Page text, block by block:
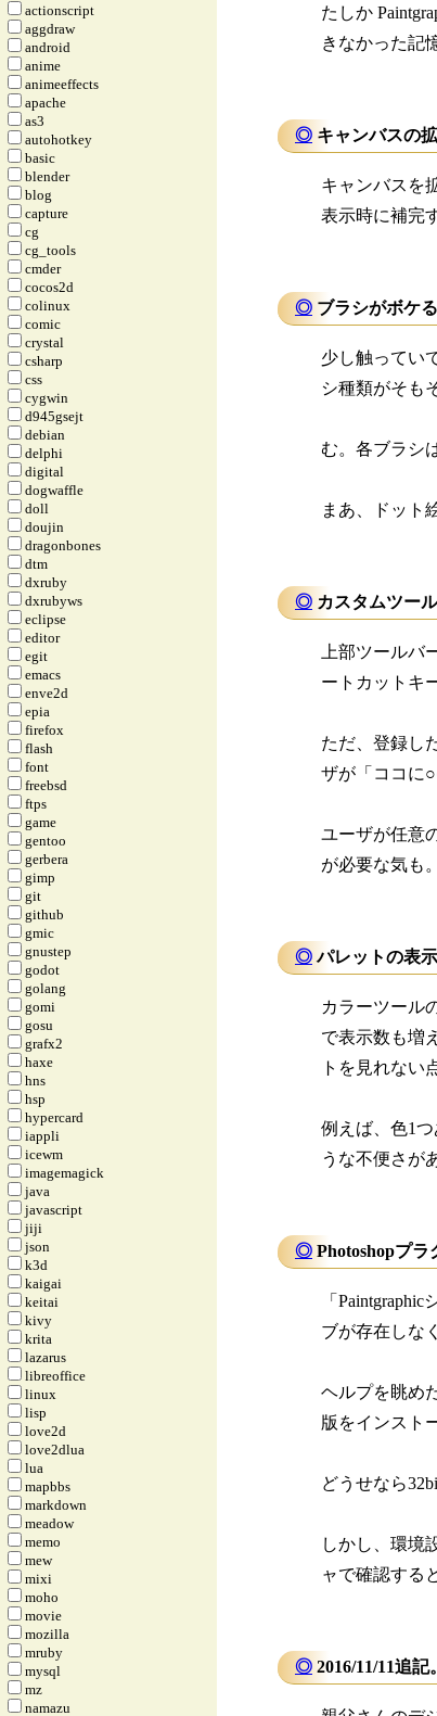
たしか
きなかった記
◎ キャンバスの
キャンバスを
表示時に補完
◎ ブラシがボケ
少し触ってい
シ種類がそも
む。各ブラシ
まあ、ドット
◎ カスタムツー
上部ツール
ートカットキ
ただ、登録し
ザが「ココに
ユーザが任意
が必要な気も。
◎パレットの表
カラーツール
で表示数も増
トを見れない
例えば、色1
うな不便さが
◎ Photoshopプ
「
ブが存在しな
ヘルプを眺め
版をインスト
どうせなら
しかし、環境
ャで確認する
◎ 2016/11/11追記
actionscript
aggdraw
android
anime
animeeffects
apache
as3
autohotkey
basic
blender
blog
capture
cg
cg_tools
cmder
cocos2d
colinux
comic
crystal
csharp
css
cygwin
d945gsejt
debian
delphi
digital
dogwaffle
doll
doujin
dragonbones
dtm
dxruby
dxrubyws
eclipse
editor
egit
emacs
enve2d
epia
firefox
flash
font
freebsd
ftps
game
gentoo
gerbera
gimp
git
github
gmic
gnustep
godot
golang
gomi
gosu
grafx2
haxe
hns
hsp
hypercard
iappli
icewm
imagemagick
java
javascript
jiji
json
k3d
kaigai
keitai
kivy
krita
lazarus
libreoffice
linux
lisp
love2d
love2dlua
lua
mapbbs
markdown
meadow
memo
mew
mixi
moho
movie
mozilla
mruby
mysql
mz
namazu